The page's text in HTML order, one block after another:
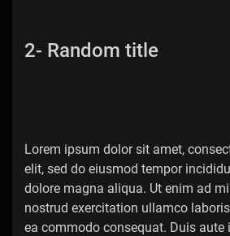
2- Random title
Lorem ipsum dolor sit amet,
elit, sed do eiusmod tempor
dolore magna aliqua. Ut enim ad
nostrud exercitation ullamco
ea commodo consequat. Duis aute